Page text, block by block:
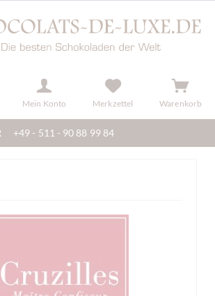
Mein Konto Merkzettel Warenkorb
+49 - 511 - 90 88 99 84